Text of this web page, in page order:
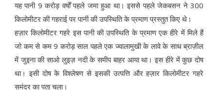
यह पानी 9 करोड़ वर्षों पहले जमा हुआ था। इससे पहले जेकबसन ने 300
किलोमीटर की गहराई पर पानी की उपस्थिति के प्रमाण प्रस्तुत किए थे।
हज़ार किलोमीटर गहरे इस पानी की उपस्थिति के प्रमाण एक हीरे में मिले हैं
जो कम से कम 9 करोड़ साल पहले एक ज्वालामुखी के लावे के साथ ब्राज़ील
में जुइना की साओ लुइज़ नदी के समीप बाहर आया था। इस हीरे में कुछ दोष
था। इसी दोष के विश्लेषण से इसकी उत्पत्ति और हज़ार किलोमीटर गहरे
समंदर का पता चला।